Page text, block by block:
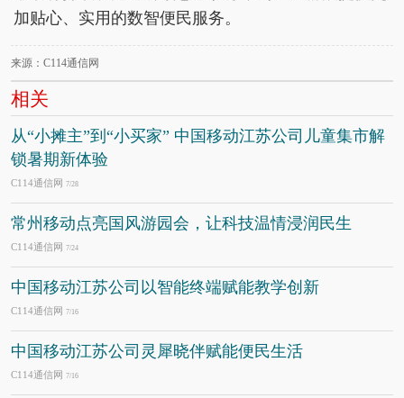
加贴心、实用的数智便民服务。
来源：C114通信网
相关
从“小摊主”到“小买家” 中国移动江苏公司儿童集市解
锁暑期新体验
C114通信网 7/28
常州移动点亮国风游园会，让科技温情浸润民生
C114通信网 7/24
中国移动江苏公司以智能终端赋能教学创新
C114通信网 7/16
中国移动江苏公司灵犀晓伴赋能便民生活
C114通信网 7/16